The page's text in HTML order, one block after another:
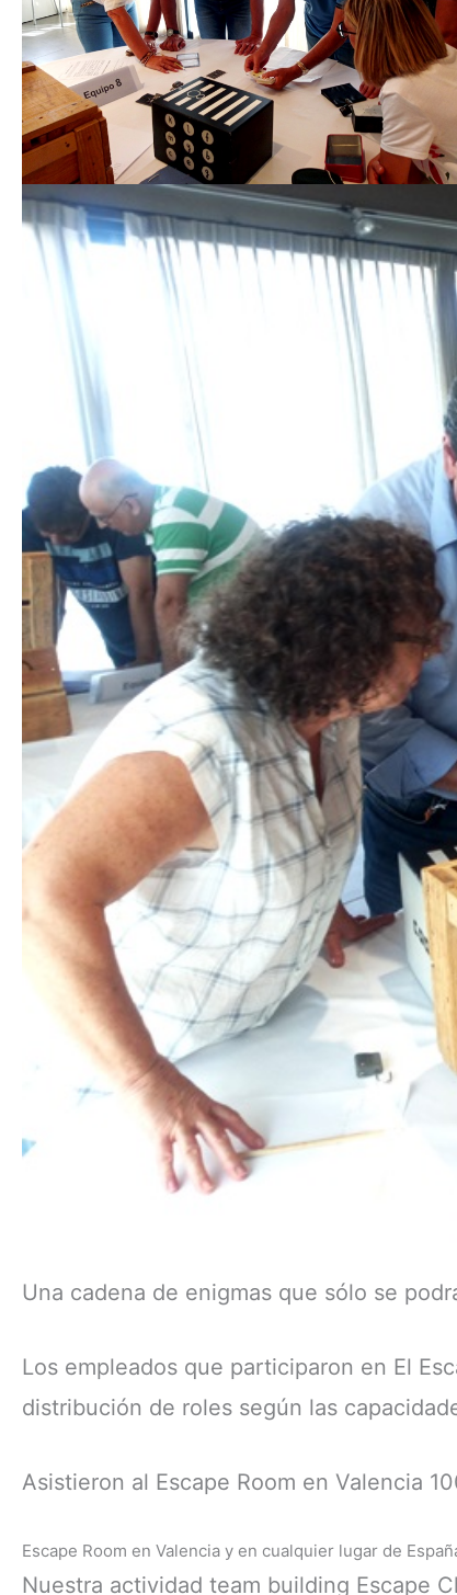
Una cadena de enigmas que sólo se
Los empleados que participaron en El
distribución de roles según las
Asistieron al Escape Room en Valencia
Escape Room en Valencia y en cualquier lugar de
Nuestra actividad team building Escape